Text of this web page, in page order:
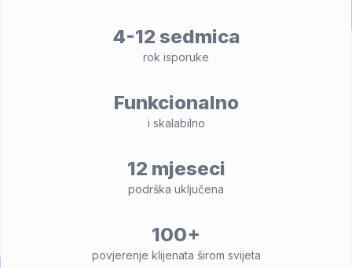
4-12 sedmica
rok isporuke
Funkcionalno
i skalabilno
12 mjeseci
podrška uključena
100+
povjerenje klijenata širom svijeta